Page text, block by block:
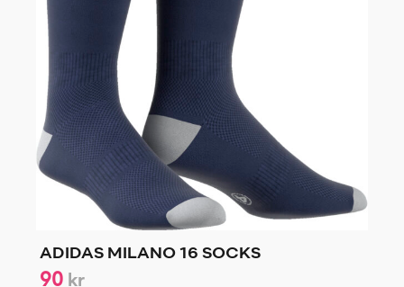
ADIDAS MILANO 16 SOCKS
90 kr